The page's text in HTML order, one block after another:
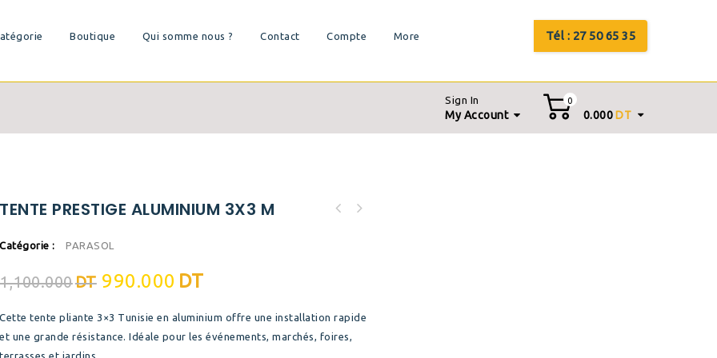
Boutique Qui somme nous ? Contact Compte More Tél : 27 50 65 35
Sign In
My Account
0
0.000DT
TENTE PRESTIGE ALUMINIUM 3X3 M
Catégorie : PARASOL
1,100.000DT 990.000 DT
Cette tente pliante 3×3 Tunisie en aluminium offre une installation rapide
et une grande résistance. Idéale pour les événements, marchés, foires,